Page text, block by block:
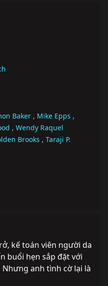
Baker , Mike Epps ,
, Wendy Raquel
Brooks , Taraji P.
kế toán viên người da
buổi hẹn sắp đặt với
anh tình cờ lại là